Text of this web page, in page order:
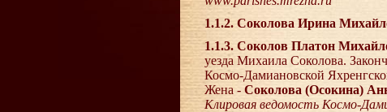
1.1.2. Соколова Ирина
1.1.3. Соколов Платон
уезда Михаила Соколова.
Космо-Дамиановской
Жена - Соколова (Осокина)
Клировая ведомость Космо-